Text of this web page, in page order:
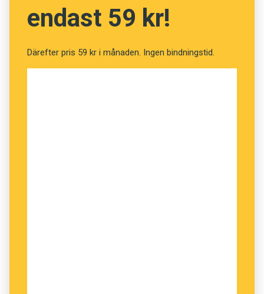
endast 59 kr!
Därefter pris 59 kr i månaden. Ingen bindningstid.